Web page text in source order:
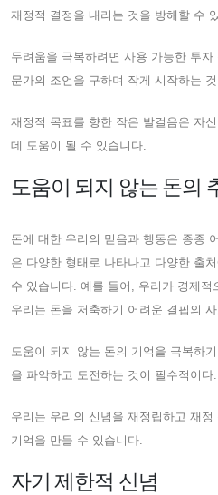
재정적 결정을 내리는 것을 방해할 수
두려움을 극복하려면 사용 가능한 투
문가의 조언을 구하며 작게 시작하는
재정적 목표를 향한 작은 발걸음은 자
데 도움이 될 수 있습니다.
도움이 되지 않는 돈의
돈에 대한 우리의 믿음과 행동은 종종
은 다양한 형태로 나타나고 다양한 출
수 있습니다. 예를 들어, 우리가 경제
우리는 돈을 저축하기 어려운 결핍의
도움이 되지 않는 돈의 기억을 극복하
을 파악하고 도전하는 것이 필수적이다.
우리는 우리의 신념을 재정립하고 재
기억을 만들 수 있습니다.
자기 제한적 신념